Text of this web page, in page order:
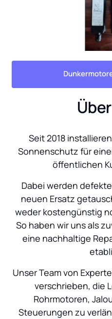
Seit 2018
Sonnenschutz für
öffentlichen
neuen Ersatz
weder kostengünstig
So haben wir uns als
eine nachhaltige
Unser Team von
verschrieben, die
Rohrmotoren,
Steuerungen zu